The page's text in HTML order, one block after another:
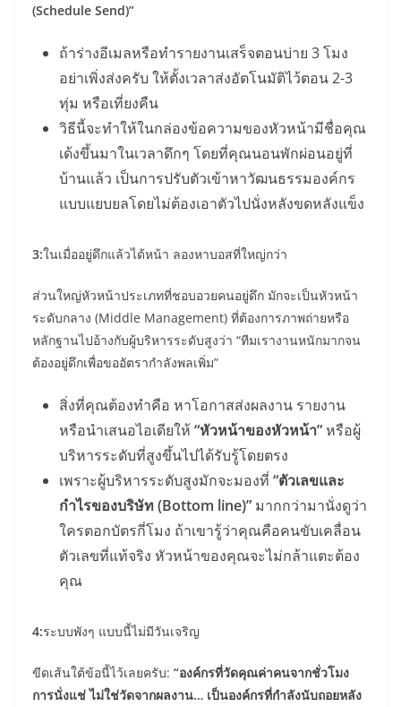
(Schedule Send)”
ถ้าร่างอีเมลหรือทำรายงานเสร็จตอนบ่าย 3 โมง
อย่าเพิ่งส่งครับ ให้ตั้งเวลาส่งอัตโนมัติไว้ตอน 2-3
ทุ่ม หรือเที่ยงคืน
วิธีนี้จะทำให้ในกล่องข้อความของหัวหน้ามีชื่อคุณ
เด้งขึ้นมาในเวลาดึกๆ โดยที่คุณนอนพักผ่อนอยู่ที่
บ้านแล้ว เป็นการปรับตัวเข้าหาวัฒนธรรมองค์กร
แบบแยบยลโดยไม่ต้องเอาตัวไปนั่งหลังขดหลังแข็ง
3:ในเมื่ออยู่ดึกแล้วได้หน้า ลองหาบอสที่ใหญ่กว่า
ส่วนใหญ่หัวหน้าประเภทที่ชอบอวยคนอยู่ดึก มักจะเป็นหัวหน้า
ระดับกลาง (Middle Management) ที่ต้องการภาพถ่ายหรือ
หลักฐานไปอ้างกับผู้บริหารระดับสูงว่า “ทีมเรางานหนักมากจน
ต้องอยู่ดึกเพื่อขออัตรากำลังพลเพิ่ม”
สิ่งที่คุณต้องทำคือ หาโอกาสส่งผลงาน รายงาน
หรือนำเสนอไอเดียให้“หัวหน้าของหัวหน้า”หรือผู้
บริหารระดับที่สูงขึ้นไปได้รับรู้โดยตรง
เพราะผู้บริหารระดับสูงมักจะมองที่ “ตัวเลขและ
กำไรของบริษัท (Bottom line)” มากกว่ามานั่งดูว่า
ใครตอกบัตรกี่โมง ถ้าเขารู้ว่าคุณคือคนขับเคลื่อน
ตัวเลขที่แท้จริง หัวหน้าของคุณจะไม่กล้าแตะต้อง
คุณ
4:ระบบพังๆ แบบนี้ไม่มีวันเจริญ
ขีดเส้นใต้ข้อนี้ไว้เลยครับ: “องค์กรที่วัดคุณค่าคนจากชั่วโมง
การนั่งแช่ ไม่ใช่วัดจากผลงาน… เป็นองค์กรที่กำลังนับถอยหลัง